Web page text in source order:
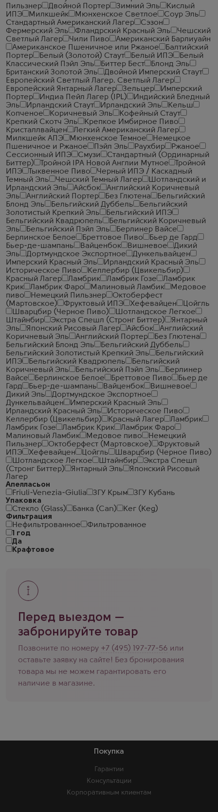
Пильзнер
Двойной Портер Зимний Эль
Кислый
ИПЭ
Милкшейк Мюнхенское Светлое
Соур Эль
Стандартный Американский Лагер
Сэзон
Фермерский Эль
Фландрский Красный Эль
Чешский
Светлый Лагер
Чили Пиво
Американский Барлиуайн
Американское Пшеничное или Ржаное
Балтийский
Портер
Белый (Золотой) Стаут Белый ИПЭ
Белый
Классический Пэйл Эль
Биттер Бест
Блонд Эль
Британский Золотой Эль
Двойной Имперский Стаут
Европейский Светлый Лагер. Светлый Лагер
Европейский Янтарный Лагер
Зельцер
Имперский
Портер
Индиа Пейл Лагер (IPL)
Индийский Бледный
Эль
Ирландский Стаут Ирландский Эль
Кельш
Копченое
Коричневый Эль
Кофейный Стаут
Крепкий Скотч Эль
Крепкое Имбирное Пиво
Кристаллвайцен
Легкий Американский Лагер
Милкшейк АПЭ
Мюнхенское Темное
Немецкое
Пшеничное и Ржаное
Пэйл Эль Раухбир
Ржаное
Сессионный ИПЭ
Смузи
Стандартный (Ординарный
Биттер)
Тройной IPA Новой Англии Мутное
Тройной
ИПЭ
Тыквенное Пиво
Черный ИПЭ / Каскадный
Темный Эль
Чешский Темный Лагер
Шотландский и
Ирландский Эль
Айсбок
Английский Коричневый
Эль
Английский Портер Без Глютена
Бельгийский
Блонд Эль
Бельгийский Дуббель
Бельгийский
Золотистый Крепкий Эль
Бельгийский ИПЭ
Бельгийский Квадрюпель
Бельгийский Коричневый
Эль
Бельгийский Пэйл Эль
Берлинер Вайсе
Берлинское Белое
Бреттовое Пиво
Бьер де Гард
Бьер-де-шампань
Вайценбок Вишневое
Дикий
Эль
Дортмундское Экспортное
Дункельвайцен
Имперский Красный Эль
Ирландский Красный Эль
Историческое Пиво
Келлербир (Цвикельбир)
Красный Лагер
Ламбрик Ламбрик Гозе
Ламбрик
Крик
Ламбрик Фаро Малиновый Ламбик
Медовое
пиво
Немецкий Пильзнер
Октоберфест
(Мартовское)
Фруктовый ИПЭ Хефевайцен
Цойгль
Шварцбир (Черное Пиво)
Шотландское Легкое
Штайнбир
Экстра Спешл (Стронг Биттер)
Янтарный
Эль
Японский Рисовый Лагер Айсбок
Английский
Коричневый Эль
Английский Портер
Без Глютена
Бельгийский Блонд Эль
Бельгийский Дуббель
Бельгийский Золотистый Крепкий Эль
Бельгийский
ИПЭ
Бельгийский Квадрюпель
Бельгийский
Коричневый Эль
Бельгийский Пэйл Эль
Берлинер
Вайсе
Берлинское Белое Бреттовое Пиво
Бьер де
Гард
Бьер-де-шампань Вайценбок
Вишневое
Дикий Эль
Дортмундское Экспортное
Дункельвайцен
Имперский Красный Эль
Ирландский Красный Эль
Историческое Пиво
Келлербир (Цвикельбир)
Красный Лагер
Ламбрик
Ламбрик Гозе
Ламбрик Крик
Ламбрик Фаро
Малиновый Ламбик
Медовое пиво
Немецкий
Пильзнер
Октоберфест (Мартовское)
Фруктовый
ИПЭ
Хефевайцен Цойгль
Шварцбир (Черное Пиво)
Шотландское Легкое
Штайнбир
Экстра Спешл
(Стронг Биттер)
Янтарный Эль
Японский Рисовый
Лагер
Апелласьон
Friuli-Venezia-Giulia
ЗГУ Крым
ЗГУ Кубань
Упаковка
Стекло (Glass)
Банка (Can)
Кег (Keg)
Фильтрация
Нефильтрованное
Фильтрованное
1 год
Да
Крафтовое
Перед выездом —
забронируйте товар
Позвоните по номеру +7 (495) 197-77-56 или
оставьте заявку на сайте! Без бронирования
товара мы не можем гарантировать его
наличие в магазине.
Покупка
Гарантии
Консультации
Корпоративным клиентам